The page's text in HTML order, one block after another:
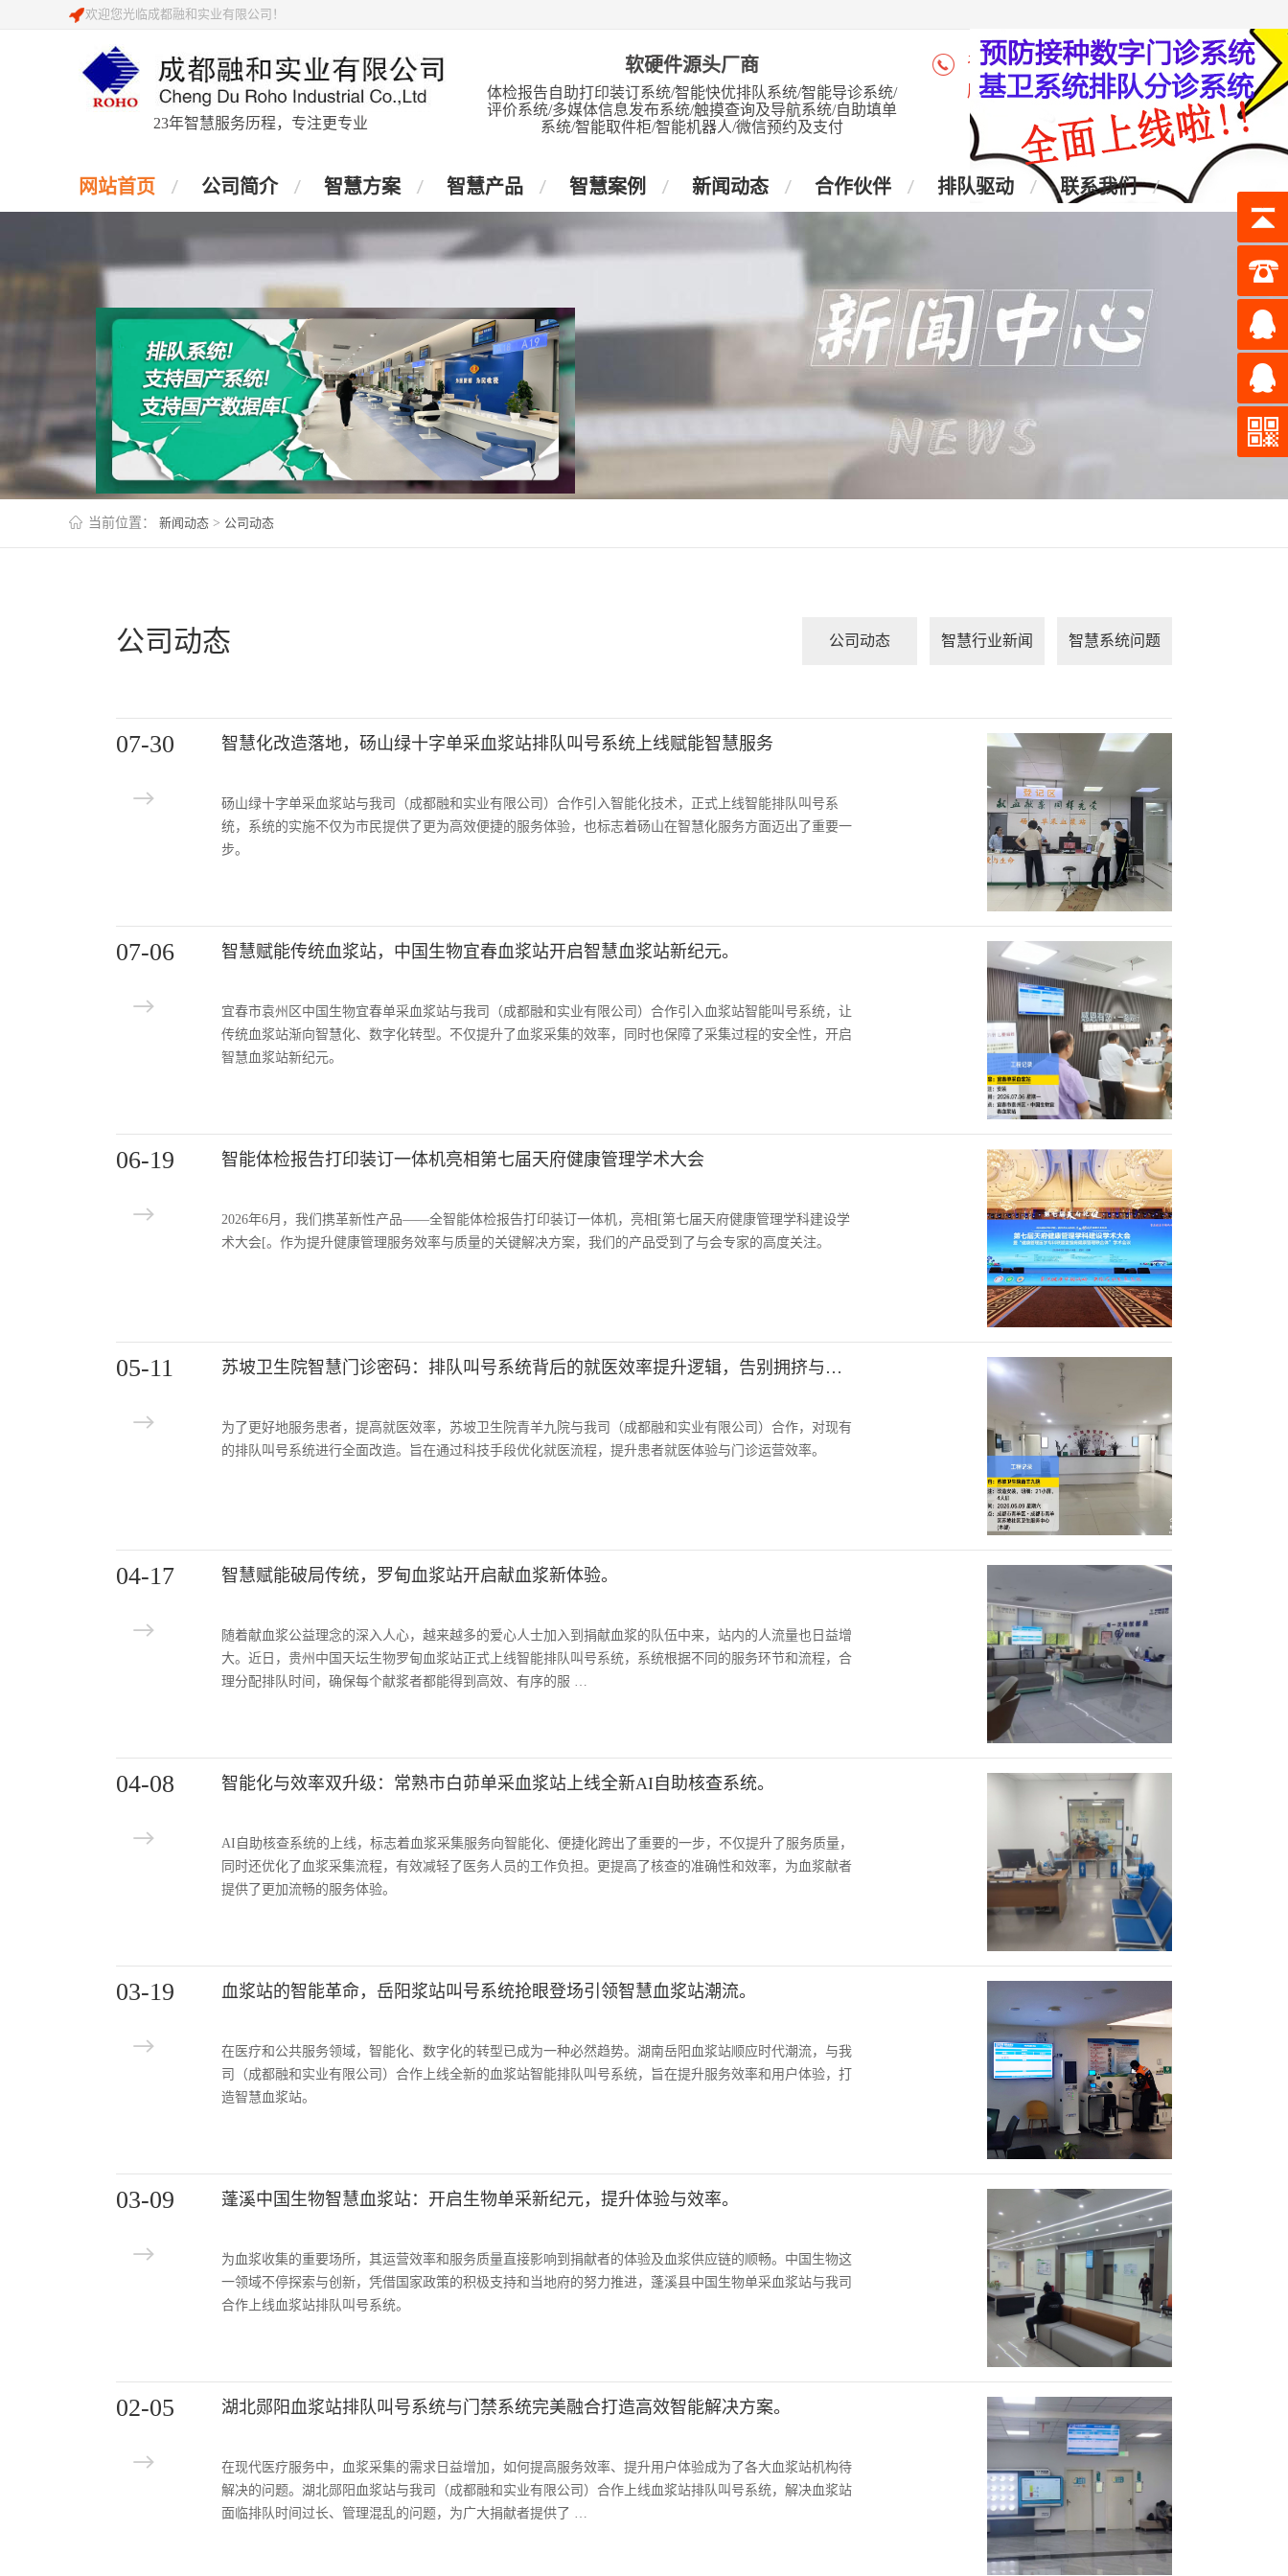
欢迎您光临成都融和实业有限公司！
23年智慧服务历程，专注更专业
软硬件源头厂商
体检报告自助打印装订系统/智能快优排队系统/智能导诊系统/
评价系统/多媒体信息发布系统/触摸查询及导航系统/自助填单
系统/智能取件柜/智能机器人/微信预约及支付
咨询热线：4006-028-965
座 机：028-87438905
网站首页 公司简介 智慧方案 智慧产品 智慧案例 新闻动态 合作伙伴 排队驱动 联系我们
当前位置： 新闻动态 > 公司动态
公司动态 公司动态 智慧行业新闻 智慧系统问题
07-30 智慧化改造落地，砀山绿十字单采血浆站排队叫号系统上线赋能智慧服务
砀山绿十字单采血浆站与我司（成都融和实业有限公司）合作引入智能化技术，正式上线智能排队叫号系
统，系统的实施不仅为市民提供了更为高效便捷的服务体验，也标志着砀山在智慧化服务方面迈出了重要一
步。
07-06 智慧赋能传统血浆站，中国生物宜春血浆站开启智慧血浆站新纪元。
宜春市袁州区中国生物宜春单采血浆站与我司（成都融和实业有限公司）合作引入血浆站智能叫号系统，让
传统血浆站渐向智慧化、数字化转型。不仅提升了血浆采集的效率，同时也保障了采集过程的安全性，开启
智慧血浆站新纪元。
06-19 智能体检报告打印装订一体机亮相第七届天府健康管理学术大会
2026年6月，我们携革新性产品——全智能体检报告打印装订一体机，亮相[第七届天府健康管理学科建设学
术大会[。作为提升健康管理服务效率与质量的关键解决方案，我们的产品受到了与会专家的高度关注。
05-11 苏坡卫生院智慧门诊密码：排队叫号系统背后的就医效率提升逻辑，告别拥挤与焦虑。
为了更好地服务患者，提高就医效率，苏坡卫生院青羊九院与我司（成都融和实业有限公司）合作，对现有
的排队叫号系统进行全面改造。旨在通过科技手段优化就医流程，提升患者就医体验与门诊运营效率。
04-17 智慧赋能破局传统，罗甸血浆站开启献血浆新体验。
随着献血浆公益理念的深入人心，越来越多的爱心人士加入到捐献血浆的队伍中来，站内的人流量也日益增
大。近日，贵州中国天坛生物罗甸血浆站正式上线智能排队叫号系统，系统根据不同的服务环节和流程，合
理分配排队时间，确保每个献浆者都能得到高效、有序的服 …
04-08 智能化与效率双升级：常熟市白茆单采血浆站上线全新AI自助核查系统。
AI自助核查系统的上线，标志着血浆采集服务向智能化、便捷化跨出了重要的一步，不仅提升了服务质量，
同时还优化了血浆采集流程，有效减轻了医务人员的工作负担。更提高了核查的准确性和效率，为血浆献者
提供了更加流畅的服务体验。
03-19 血浆站的智能革命，岳阳浆站叫号系统抢眼登场引领智慧血浆站潮流。
在医疗和公共服务领域，智能化、数字化的转型已成为一种必然趋势。湖南岳阳血浆站顺应时代潮流，与我
司（成都融和实业有限公司）合作上线全新的血浆站智能排队叫号系统，旨在提升服务效率和用户体验，打
造智慧血浆站。
03-09 蓬溪中国生物智慧血浆站：开启生物单采新纪元，提升体验与效率。
为血浆收集的重要场所，其运营效率和服务质量直接影响到捐献者的体验及血浆供应链的顺畅。中国生物这
一领域不停探索与创新，凭借国家政策的积极支持和当地府的努力推进，蓬溪县中国生物单采血浆站与我司
合作上线血浆站排队叫号系统。
02-05 湖北郧阳血浆站排队叫号系统与门禁系统完美融合打造高效智能解决方案。
在现代医疗服务中，血浆采集的需求日益增加，如何提高服务效率、提升用户体验成为了各大血浆站机构待
解决的问题。湖北郧阳血浆站与我司（成都融和实业有限公司）合作上线血浆站排队叫号系统，解决血浆站
面临排队时间过长、管理混乱的问题，为广大捐献者提供了 …